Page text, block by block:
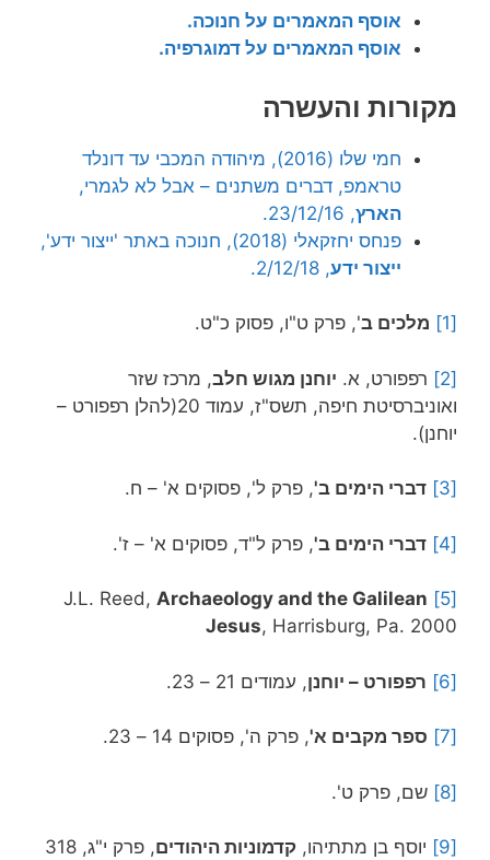
אוסף המאמרים על חנוכה.
אוסף המאמרים על דמוגרפיה.
מקורות והעשרה
חמי שלו (2016), מיהודה המכבי עד דונלד
טראמפ, דברים משתנים – אבל לא לגמרי,
הארץ, 23/12/16.
פנחס יחזקאלי (2018), חנוכה באתר 'ייצור ידע',
ייצור ידע, 2/12/18.
[1] מלכים ב', פרק ט"ו, פסוק כ"ט.
[2] רפפורט, א. יוחנן מגוש חלב, מרכז שזר
ואוניברסיטת חיפה, תשס"ז, עמוד 20(להלן רפפורט –
יוחנן).
[3] דברי הימים ב', פרק ל', פסוקים א' – ח.
[4] דברי הימים ב', פרק ל"ד, פסוקים א' – ז'.
[5]
Archaeology and the Galilean
Jesus, Harrisburg, Pa. 2000
[6] רפפורט – יוחנן, עמודים 21 – 23.
[7] ספר מקבים א', פרק ה', פסוקים 14 – 23.
[8] שם, פרק ט'.
[9] יוסף בן מתתיהו, קדמוניות היהודים
, פרק י"ג, 318